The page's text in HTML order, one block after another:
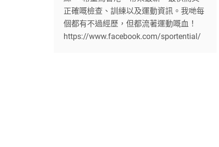
正確嘅檢查、訓練以及運動資訊。我哋每
個都有不過經歷，但都流著運動嘅血！
https://www.facebook.com/sportential/